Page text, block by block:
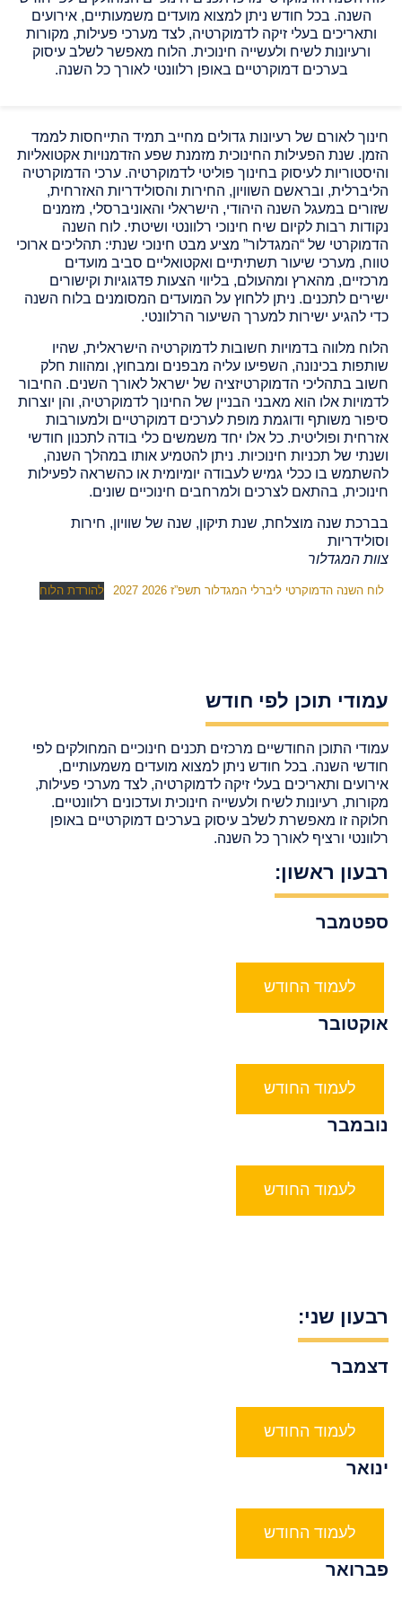
השנה. בכל חודש ניתן למצוא מועדים משמעותיים, אירועים
ותאריכים בעלי זיקה לדמוקרטיה, לצד מערכי פעילות, מקורות
ורעיונות לשיח ולעשייה חינוכית. הלוח מאפשר לשלב עיסוק
בערכים דמוקרטיים באופן רלוונטי לאורך כל השנה.
חינוך לאורם של רעיונות גדולים מחייב תמיד התייחסות לממד
הזמן. שנת הפעילות החינוכית מזמנת שפע הזדמנויות אקטואליות
והיסטוריות לעיסוק בחינוך פוליטי לדמוקרטיה. ערכי הדמוקרטיה
הליברלית, ובראשם השוויון, החירות והסולידריות האזרחית,
שזורים במעגל השנה היהודי, הישראלי והאוניברסלי, מזמנים
נקודות רבות לקיום שיח חינוכי רלוונטי ושיטתי. לוח השנה
הדמוקרטי של “המגדלור” מציע מבט חינוכי שנתי: תהליכים ארוכי
טווח, מערכי שיעור תשתיתיים ואקטואליים סביב מועדים
מרכזיים, מהארץ ומהעולם, בליווי הצעות פדגוגיות וקישורים
ישירים לתכנים. ניתן ללחוץ על המועדים המסומנים בלוח השנה
כדי להגיע ישירות למערך השיעור הרלוונטי.
הלוח מלווה בדמויות חשובות לדמוקרטיה הישראלית, שהיו
שותפות בכינונה, השפיעו עליה מבפנים ומבחוץ, ומהוות חלק
חשוב בתהליכי הדמוקרטיזציה של ישראל לאורך השנים. החיבור
לדמויות אלו הוא מאבני הבניין של החינוך לדמוקרטיה, והן יוצרות
סיפור משותף ודוגמת מופת לערכים דמוקרטיים ולמעורבות
אזרחית ופוליטית. כל אלו יחד משמשים כלי בודה לתכנון חודשי
ושנתי של תכניות חינוכיות. ניתן להטמיע אותו במהלך השנה,
להשתמש בו ככלי גמיש לעבודה יומיומית או כהשראה לפעילות
חינוכית, בהתאם לצרכים ולמרחבים חינוכיים שונים.
בברכת שנה מוצלחת, שנת תיקון, שנה של שוויון, חירות
וסולידריות
צוות המגדלור
לוח השנה הדמוקרטי ליברלי המגדלור תשפ”ז 2026 2027 להורדת הלוח
עמודי תוכן לפי חודש
עמודי התוכן החודשיים מרכזים תכנים חינוכיים המחולקים לפי
חודשי השנה. בכל חודש ניתן למצוא מועדים משמעותיים,
אירועים ותאריכים בעלי זיקה לדמוקרטיה, לצד מערכי פעילות,
מקורות, רעיונות לשיח ולעשייה חינוכית ועדכונים רלוונטיים.
חלוקה זו מאפשרת לשלב עיסוק בערכים דמוקרטיים באופן
רלוונטי ורציף לאורך כל השנה.
רבעון ראשון:
ספטמבר
לעמוד החודש
אוקטובר
לעמוד החודש
נובמבר
לעמוד החודש
רבעון שני:
דצמבר
לעמוד החודש
ינואר
לעמוד החודש
פברואר